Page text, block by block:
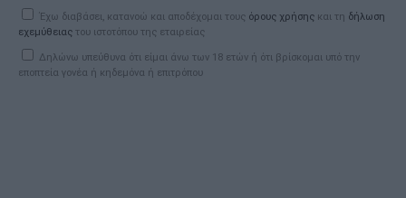
Έχω διαβάσει, κατανοώ και αποδέχομαι τους όρους χρήσης και τη δήλωση
εχεμύθειας του ιστοτόπου της εταιρείας
Δηλώνω υπεύθυνα ότι είμαι άνω των 18 ετών ή ότι βρίσκομαι υπό την
εποπτεία γονέα ή κηδεμόνα ή επιτρόπου